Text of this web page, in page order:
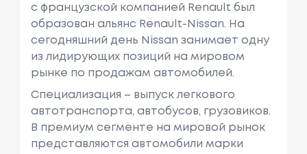
с французcкой компанией Renault был
образован альянс Renault-Nissan. На
сегодняшний день Nissan занимает одну
из лидирующих позиций на мировом
рынке по продажам автомобилей.
Специализация – выпуск легкового
автотранспорта, автобусов, грузовиков.
В премиум сегменте на мировой рынок
представляются автомобили марки